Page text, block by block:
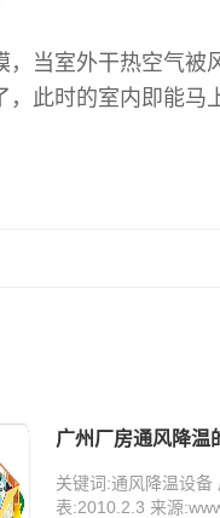
当室外干热空气被
此时的室内即能马
广州厂房通风降温
关键词:通风降温设备
表:2010.2.3 来源